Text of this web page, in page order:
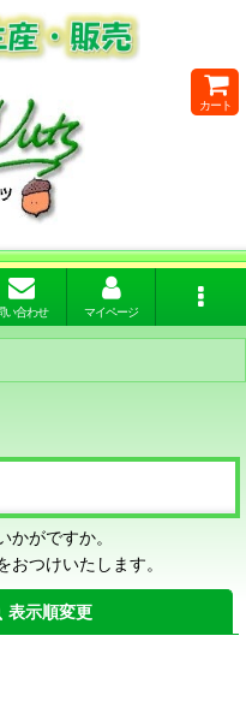
カート
い合わせ マイページ
がですか。
つけいたします。
表示順変更